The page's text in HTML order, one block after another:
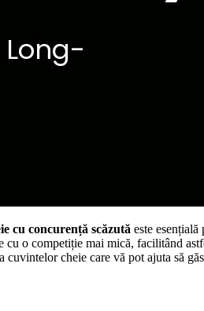
cu concurență scăzută este
o competiție mai mică, facilitând
cheie care vă pot ajuta să